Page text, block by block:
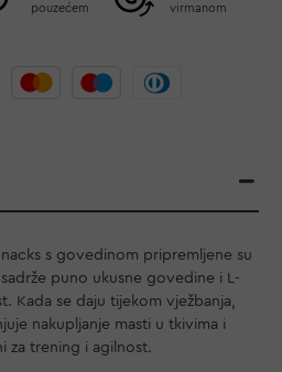
pouzećem
virmanom
s govedinom pripremljene su
puno ukusne govedine i L-
Kada se daju tijekom vježbanja,
nakupljanje masti u tkivima i
za trening i agilnost.